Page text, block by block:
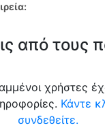
από τους
χρήστες
Κάντε
συνδεθείτε.